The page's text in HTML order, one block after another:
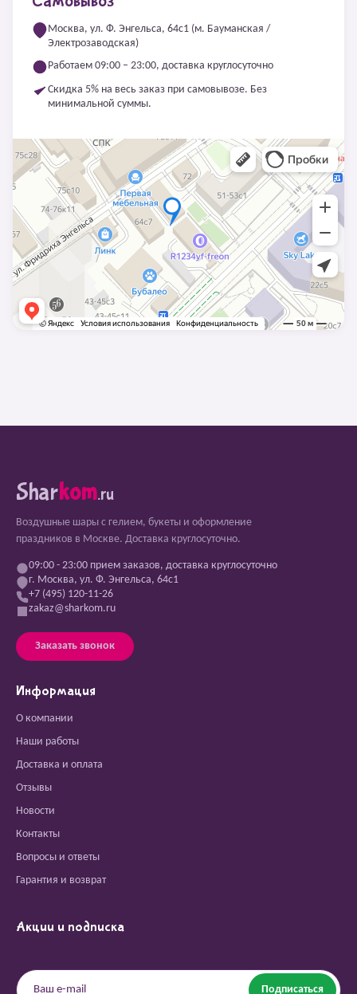
Москва, ул. Ф. Энгельса, 64с1 (м. Бауманская /
Электрозаводская)
Работаем 09:00 – 23:00, доставка круглосуточно
Скидка 5% на весь заказ при самовывозе. Без
минимальной суммы.
Sharkom.ru
Воздушные шары с гелием, букеты и оформление
праздников в Москве. Доставка круглосуточно.
09:00 - 23:00 прием заказов, доставка круглосуточно
г. Москва, ул. Ф. Энгельса, 64с1
+7 (495) 120-11-26
zakaz@sharkom.ru
Заказать звонок
Информация
О компании
Наши работы
Доставка и оплата
Отзывы
Новости
Контакты
Вопросы и ответы
Гарантия и возврат
Акции и подписка
Подписаться